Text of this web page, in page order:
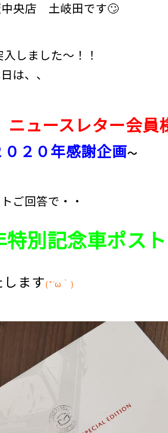
中央店 土岐田です🙄
しました～！！
は、、
ュースレター会員
０２０年感謝企画～
ご回答で・・
特別記念車ポス
ます (*´ω｀)